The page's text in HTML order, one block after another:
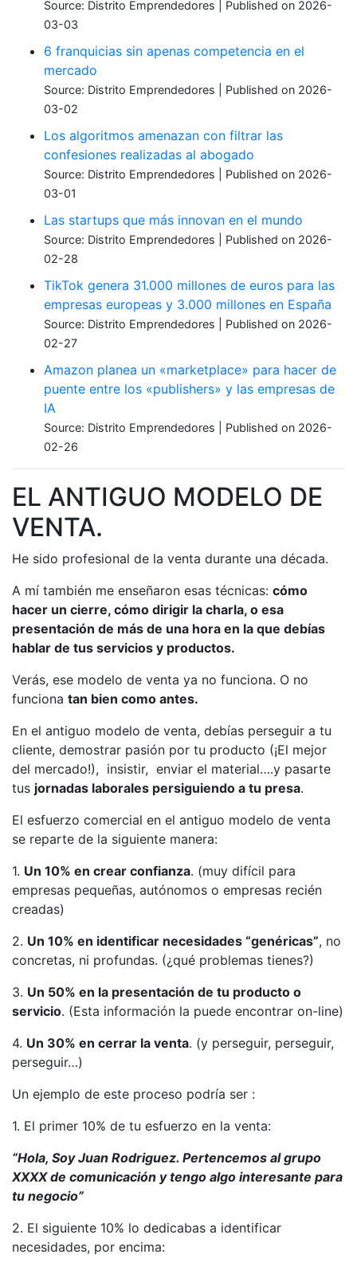
Source: Distrito Emprendedores
Published on 2026-
03-03
6 franquicias sin apenas competencia en el
mercado
Source: Distrito Emprendedores
Published on 2026-
03-02
Los algoritmos amenazan con filtrar las
confesiones realizadas al abogado
Source: Distrito Emprendedores
Published on 2026-
03-01
Las startups que más innovan en el mundo
Source: Distrito Emprendedores
Published on 2026-
02-28
TikTok genera 31.000 millones de euros para las
empresas europeas y 3.000 millones en España
Source: Distrito Emprendedores
Published on 2026-
02-27
Amazon planea un «marketplace» para hacer de
puente entre los «publishers» y las empresas de
IA
Source: Distrito Emprendedores
Published on 2026-
02-26
EL ANTIGUO MODELO DE
VENTA.
He sido profesional de la venta durante una década.
A mí también me enseñaron esas técnicas: cómo
hacer un cierre, cómo dirigir la charla, o esa
presentación de más de una hora en la que debías
hablar de tus servicios y productos.
Verás, ese modelo de venta ya no funciona. O no
funciona tan bien como antes.
En el antiguo modelo de venta, debías perseguir a tu
cliente, demostrar pasión por tu producto (¡El mejor
del mercado!), insistir, enviar el material….y pasarte
tus jornadas laborales persiguiendo a tu presa.
El esfuerzo comercial en el antiguo modelo de venta
se reparte de la siguiente manera:
1. Un 10% en crear confianza. (muy difícil para
empresas pequeñas, autónomos o empresas recién
creadas)
2. Un 10% en identificar necesidades “genéricas”, no
concretas, ni profundas. (¿qué problemas tienes?)
3. Un 50% en la presentación de tu producto o
servicio. (Esta información la puede encontrar on-line)
4. Un 30% en cerrar la venta. (y perseguir, perseguir,
perseguir…)
Un ejemplo de este proceso podría ser :
1. El primer 10% de tu esfuerzo en la venta:
“Hola, Soy Juan Rodriguez. Pertencemos al grupo
XXXX de comunicación y tengo algo interesante para
tu negocio”
2. El siguiente 10% lo dedicabas a identificar
necesidades, por encima: